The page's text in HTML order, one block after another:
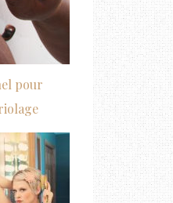
pour